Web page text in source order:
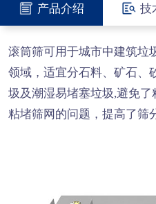
产品介绍 技
滚筒筛可用于城市中建筑垃
领域，适宜分石料、矿石、
圾及潮湿易堵塞垃圾,避免
粘堵筛网的问题，提高了筛